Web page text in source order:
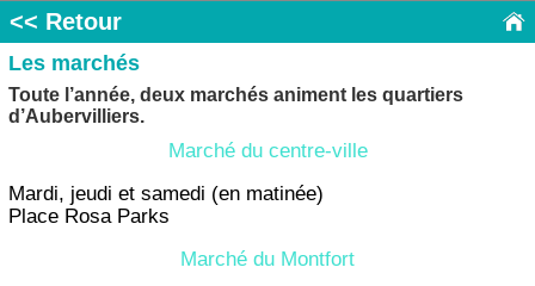
<< Retour
Les marchés
Toute l’année, deux marchés animent les quartiers
d’Aubervilliers.
Marché du centre-ville
Mardi, jeudi et samedi (en matinée)
Place Rosa Parks
Marché du Montfort